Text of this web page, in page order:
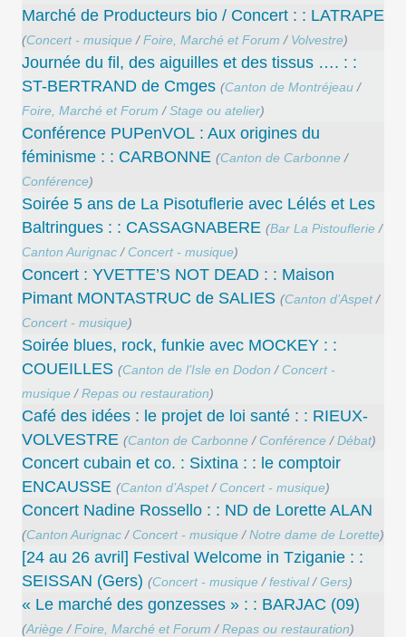
Marché de Producteurs bio / Concert : : LATRAPE
(Concert - musique/Foire, Marché et Forum / Volvestre)
Journée du fil, des aiguilles et des tissus …. : :
ST-BERTRAND de Cmges (Canton de Montréjeau/
Foire, Marché et Forum /Stage ou atelier)
Conférence PUPenVOL : Aux origines du
féminisme : : CARBONNE (Canton de Carbonne/
Conférence)
Soirée 5 ans de La Pisotuflerie avec Lélés et Les
Baltringues : : CASSAGNABERE (Bar La Pistouflerie/
Canton Aurignac/ Concert - musique)
Concert : YVETTE’S NOT DEAD : : Maison
Pimant MONTASTRUC de SALIES (Canton d’Aspet/
Concert - musique)
Soirée blues, rock, funkie avec MOCKEY : :
COUEILLES (Canton de l’Isle en Dodon / Concert -
musique/Repas ou restauration)
Café des idées : le projet de loi santé : : RIEUX-
VOLVESTRE (Canton de Carbonne/ Conférence/Débat)
Concert cubain et co. : Sixtina : : le comptoir
ENCAUSSE (Canton d’Aspet/ Concert - musique)
Concert Nadine Rossello : : ND de Lorette ALAN
(Canton Aurignac/ Concert - musique/Notre dame de Lorette)
[24 au 26 avril] Festival Welcome in Tziganie : :
SEISSAN (Gers) (Concert - musique/festival/Gers)
« Le marché des gonzesses » : : BARJAC (09)
(Ariège/Foire, Marché et Forum /Repas ou restauration)